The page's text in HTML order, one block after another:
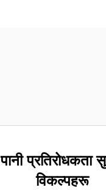
पानी प्रतिरोधकता
विकल्पहरू